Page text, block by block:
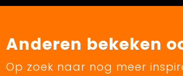
Anderen bekeken
Op zoek naar nog meer